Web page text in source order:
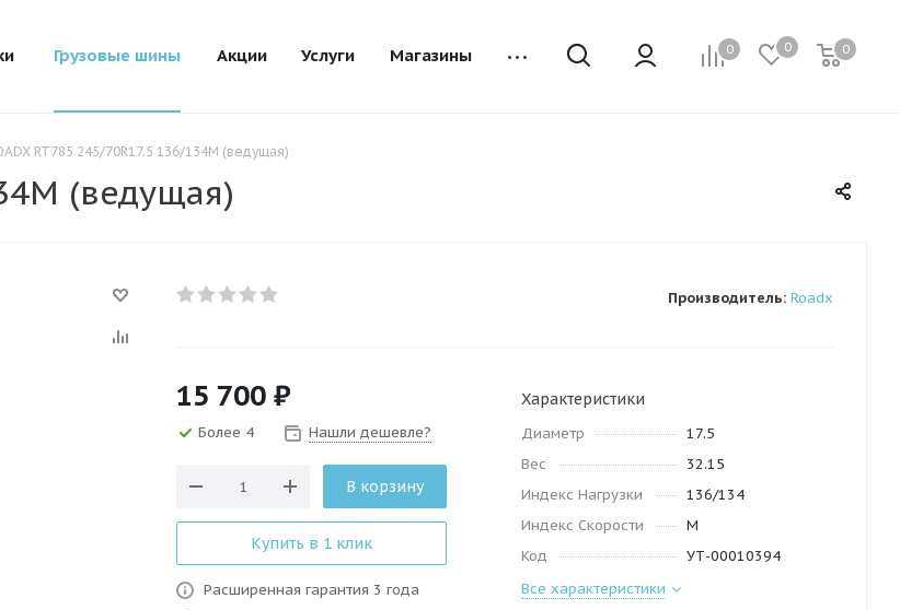
0 0 0
Грузовые шины Акции Услуги Магазины
RT785 245/70R17.5 136/134M (ведущая)
(ведущая)
Производитель: Roadx
15 700 ₽
Более 4 Нашли дешевле?
В корзину
Купить в 1 клик
Расширенная гарантия 3 года
Характеристики
Диаметр
17.5
Вес
32.15
Индекс Нагрузки
136/134
Индекс Скорости
M
Код
УТ-00010394
Все характеристики